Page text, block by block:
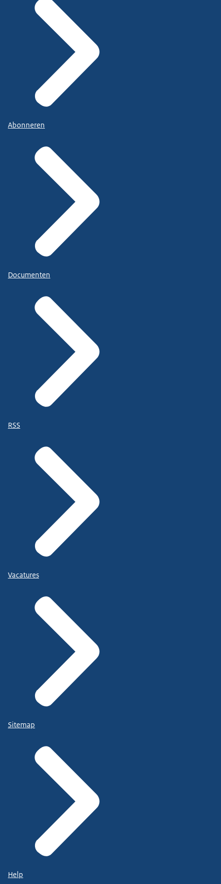
Abonneren
Documenten
RSS
Vacatures
Sitemap
Help